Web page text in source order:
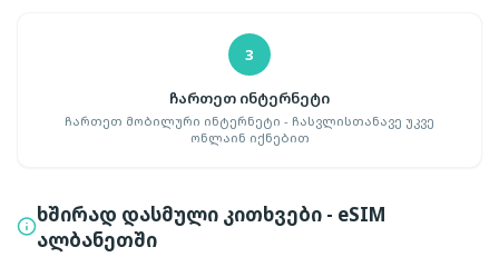
3
ჩართეთ ინტერნეტი
ჩართეთ მობილური ინტერნეტი - ჩასვლისთანავე უკვე
ონლაინ იქნებით
ხშირად დასმული კითხვები - eSIM
ალბანეთში